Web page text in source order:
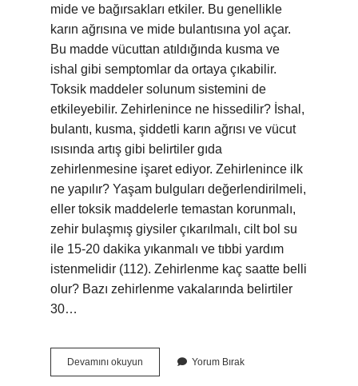
mide ve bağırsakları etkiler. Bu genellikle
karın ağrısına ve mide bulantısına yol açar.
Bu madde vücuttan atıldığında kusma ve
ishal gibi semptomlar da ortaya çıkabilir.
Toksik maddeler solunum sistemini de
etkileyebilir. Zehirlenince ne hissedilir? İshal,
bulantı, kusma, şiddetli karın ağrısı ve vücut
ısısında artış gibi belirtiler gıda
zehirlenmesine işaret ediyor. Zehirlenince ilk
ne yapılır? Yaşam bulguları değerlendirilmeli,
eller toksik maddelerle temastan korunmalı,
zehir bulaşmış giysiler çıkarılmalı, cilt bol su
ile 15-20 dakika yıkanmalı ve tıbbi yardım
istenmelidir (112). Zehirlenme kaç saatte belli
olur? Bazı zehirlenme vakalarında belirtiler
30…
Devamını okuyun Zehirlenince
Ne
Yorum Bırak